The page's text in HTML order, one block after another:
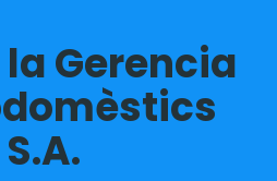
Gerencia